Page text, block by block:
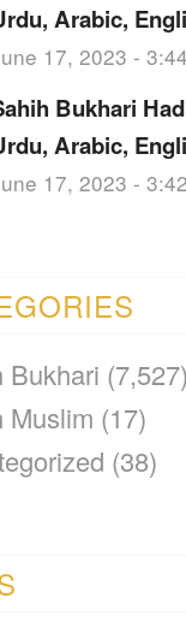
Arabic,
17, 2023 -
Bukhari
Arabic,
17, 2023 -
Bukhari (7,527)
Muslim (17)
(38)